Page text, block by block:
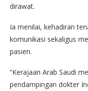
dirawat.
Ia menilai, kehadiran
komunikasi sekaligus
pasien.
“Kerajaan Arab Saudi
pendampingan dokter